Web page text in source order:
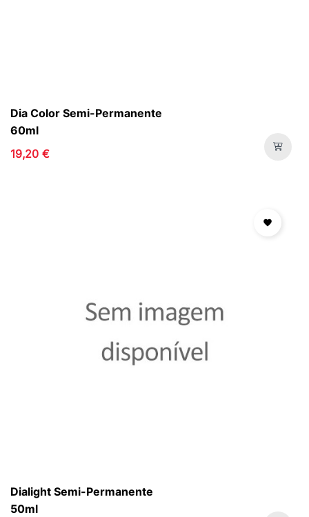
Dia Color Semi-Permanente
60ml
19,20 €

Dialight Semi-Permanente
50ml